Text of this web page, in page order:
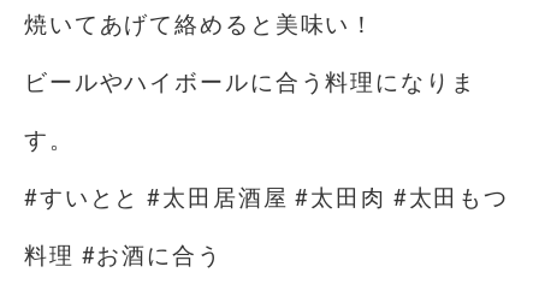
焼いてあげて絡めると美味い！
ビールやハイボールに合う料理になりま
す。
#すいとと #太田居酒屋 #太田肉 #太田もつ
料理 #お酒に合う